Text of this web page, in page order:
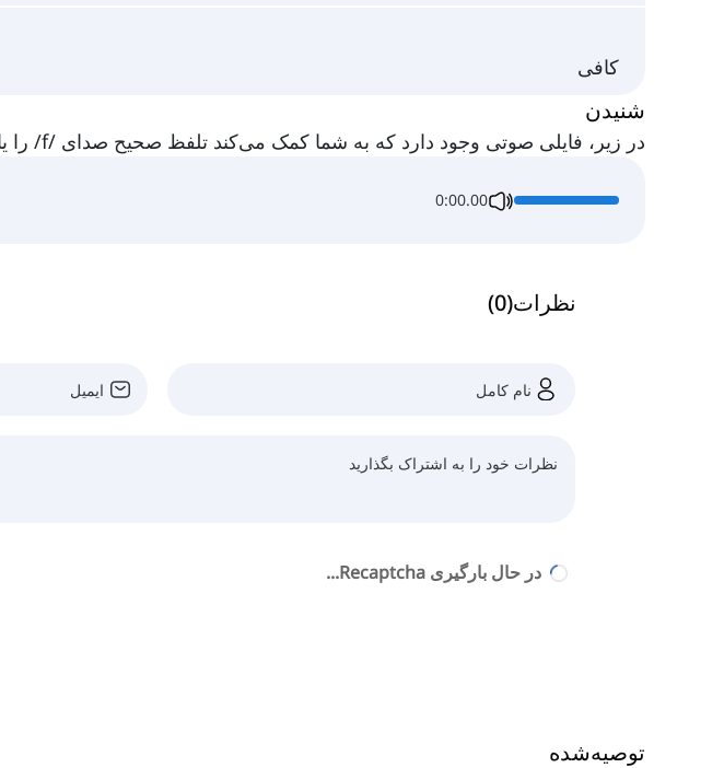
کافی
شنیدن
در زیر، فایلی صوتی وجود دارد که به شما کمک می‌کند تلفظ صحیح صدای /f/ را یاد بگیرید:
0:00.00
نظرات(
0
)
در حال بارگیری Recaptcha...
توصیه‌شده